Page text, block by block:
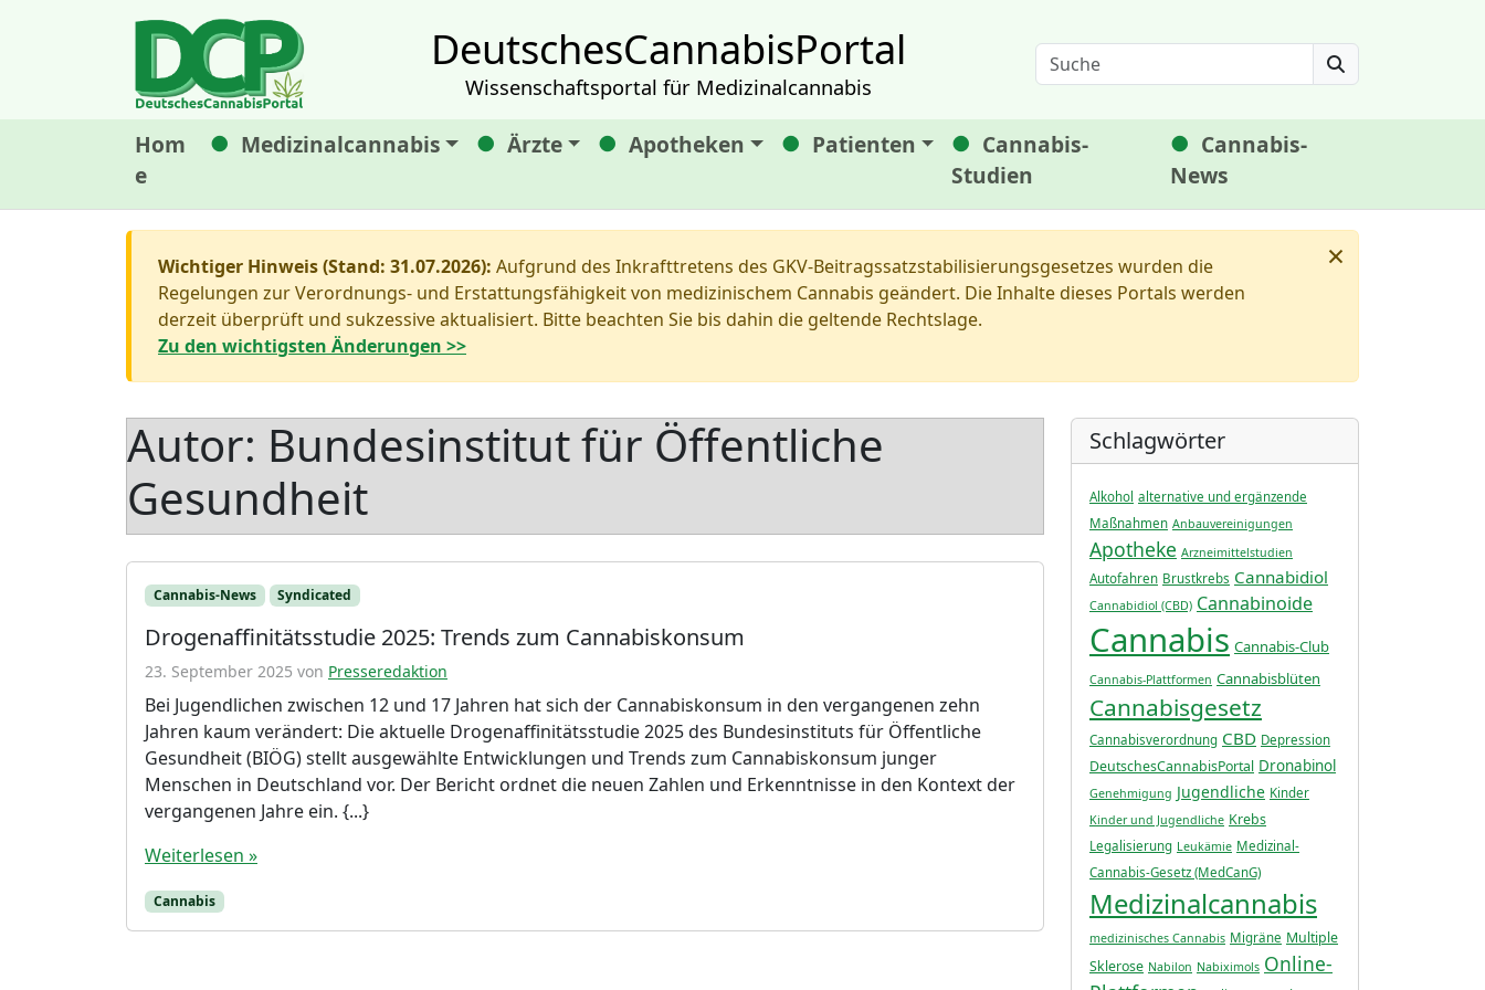
DeutschesCannabisPortal
Wissenschaftsportal für Medizinalcannabis Search
Hom
e
Medizinalcannabis Ärzte Apotheken Patienten
Cannabis-
Studien
Cannabis-
News
×
Wichtiger Hinweis (Stand: 31.07.2026): Aufgrund des Inkrafttretens des GKV-Beitragssatzstabilisierungsgesetzes wurden die
Regelungen zur Verordnungs- und Erstattungsfähigkeit von medizinischem Cannabis geändert. Die Inhalte dieses Portals werden
derzeit überprüft und sukzessive aktualisiert. Bitte beachten Sie bis dahin die geltende Rechtslage.
Zu den wichtigsten Änderungen >>
Autor: Bundesinstitut für Öffentliche
Gesundheit
Cannabis-News Syndicated
Drogenaffinitätsstudie 2025: Trends zum Cannabiskonsum
23. September 2025 von Presseredaktion
Bei Jugendlichen zwischen 12 und 17 Jahren hat sich der Cannabiskonsum in den vergangenen zehn
Jahren kaum verändert: Die aktuelle Drogenaffinitätsstudie 2025 des Bundesinstituts für Öffentliche
Gesundheit (BIÖG) stellt ausgewählte Entwicklungen und Trends zum Cannabiskonsum junger
Menschen in Deutschland vor. Der Bericht ordnet die neuen Zahlen und Erkenntnisse in den Kontext der
vergangenen Jahre ein. {...}
Weiterlesen »
Cannabis
Schlagwörter
Alkohol alternative und ergänzende
Maßnahmen Anbauvereinigungen
Apotheke Arzneimittelstudien
Autofahren Brustkrebs Cannabidiol
Cannabidiol (CBD) Cannabinoide
Cannabis Cannabis-Club
Cannabis-Plattformen Cannabisblüten
Cannabisgesetz
Cannabisverordnung CBD Depression
DeutschesCannabisPortal Dronabinol
Genehmigung Jugendliche Kinder
Kinder und Jugendliche Krebs
Legalisierung Leukämie Medizinal-
Cannabis-Gesetz (MedCanG)
Medizinalcannabis
medizinisches Cannabis Migräne Multiple
Sklerose Nabilon Nabiximols Online-